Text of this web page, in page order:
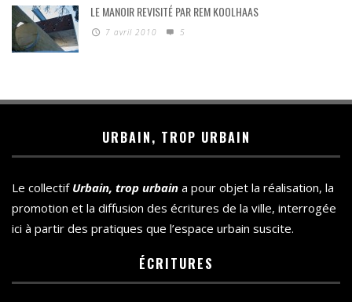
LE MANOIR REVISITÉ PAR REM KOOLHAAS
7 avril 2010 5
URBAIN, TROP URBAIN
Le collectif Urbain, trop urbain a pour objet la réalisation, la
promotion et la diffusion des écritures de la ville, interrogée
ici à partir des pratiques que l’espace urbain suscite.
ÉCRITURES